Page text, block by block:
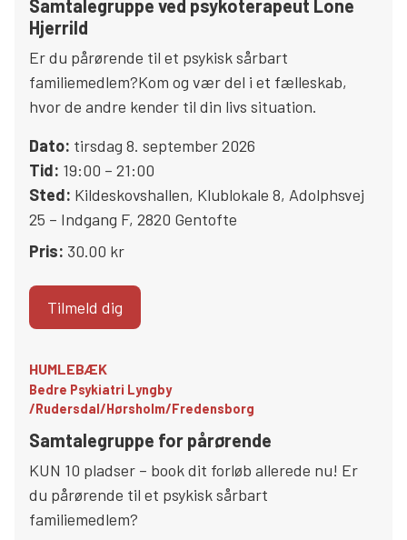
Samtalegruppe ved psykoterapeut Lone
Hjerrild
Er du pårørende til et psykisk sårbart
familiemedlem?Kom og vær del i et fælleskab,
hvor de andre kender til din livs situation.
Dato: tirsdag 8. september 2026
Tid: 19:00 – 21:00
Sted: Kildeskovshallen, Klublokale 8, Adolphsvej
25 – Indgang F, 2820 Gentofte
Pris: 30.00 kr
Tilmeld dig
HUMLEBÆK
Bedre Psykiatri Lyngby
/Rudersdal/Hørsholm/Fredensborg
Samtalegruppe for pårørende
KUN 10 pladser – book dit forløb allerede nu! Er
du pårørende til et psykisk sårbart
familiemedlem?